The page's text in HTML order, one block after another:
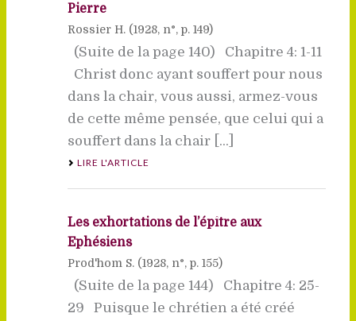
Pierre
Rossier H. (1928, n°, p. 149)
(Suite de la page 140) Chapitre 4: 1-11
Christ donc ayant souffert pour nous
dans la chair, vous aussi, armez-vous
de cette même pensée, que celui qui a
souffert dans la chair [...]
LIRE L'ARTICLE
Les exhortations de l’épître aux
Ephésiens
Prod'hom S. (1928, n°, p. 155)
(Suite de la page 144) Chapitre 4: 25-
29 Puisque le chrétien a été créé